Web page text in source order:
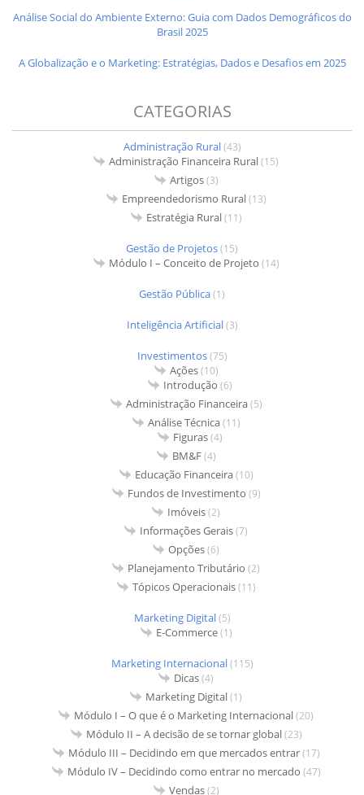
Análise Social do Ambiente Externo: Guia com Dados Demográficos do
Brasil 2025
A Globalização e o Marketing: Estratégias, Dados e Desafios em 2025
CATEGORIAS
Administração Rural(43)
Administração Financeira Rural(15)
Artigos(3)
Empreendedorismo Rural(13)
Estratégia Rural(11)
Gestão de Projetos(15)
Módulo I – Conceito de Projeto (14)
Gestão Pública(1)
Inteligência Artificial(3)
Investimentos(75)
Ações(10)
Introdução (6)
Administração Financeira(5)
Análise Técnica(11)
Figuras(4)
BM&F(4)
Educação Financeira(10)
Fundos de Investimento (9)
Imóveis(2)
Informações Gerais(7)
Opções(6)
Planejamento Tributário (2)
Tópicos Operacionais(11)
Marketing Digital(5)
E-Commerce(1)
Marketing Internacional(115)
Dicas(4)
Marketing Digital(1)
Módulo I – O que é o Marketing Internacional(20)
Módulo II – A decisão de se tornar global(23)
Módulo III – Decidindo em que mercados entrar(17)
Módulo IV – Decidindo como entrar no mercado (47)
Vendas(2)